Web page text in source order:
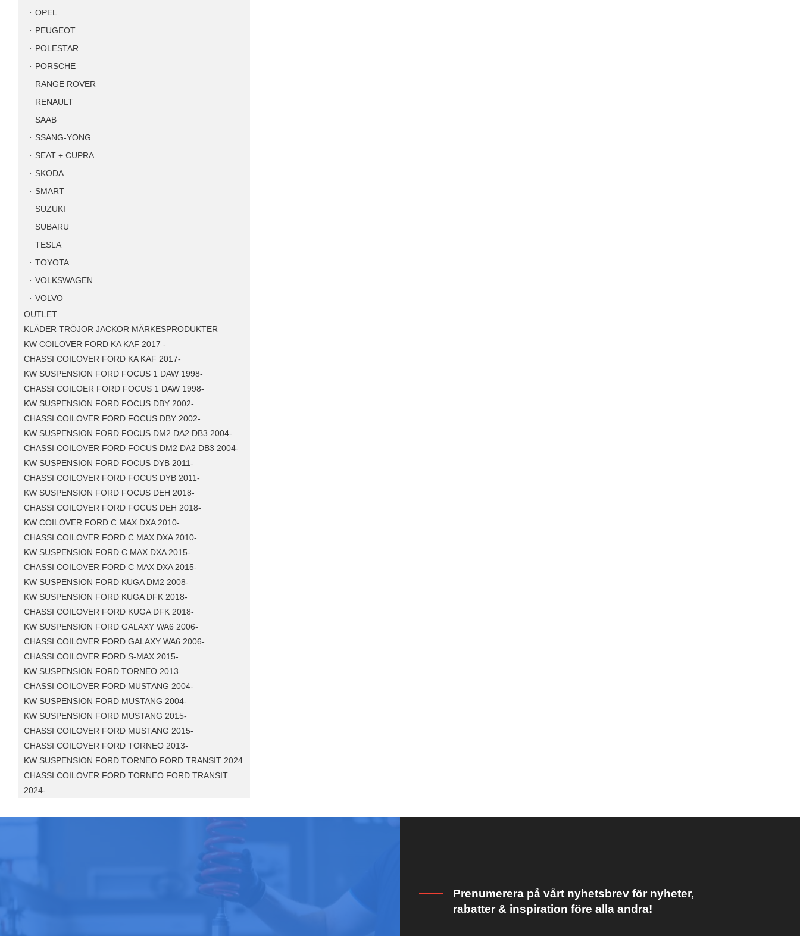
OPEL
PEUGEOT
POLESTAR
PORSCHE
RANGE ROVER
RENAULT
SAAB
SSANG-YONG
SEAT + CUPRA
SKODA
SMART
SUZUKI
SUBARU
TESLA
TOYOTA
VOLKSWAGEN
VOLVO
OUTLET
KLÄDER TRÖJOR JACKOR MÄRKESPRODUKTER
KW COILOVER FORD KA KAF 2017 -
CHASSI COILOVER FORD KA KAF 2017-
KW SUSPENSION FORD FOCUS 1 DAW 1998-
CHASSI COILOER FORD FOCUS 1 DAW 1998-
KW SUSPENSION FORD FOCUS DBY 2002-
CHASSI COILOVER FORD FOCUS DBY 2002-
KW SUSPENSION FORD FOCUS DM2 DA2 DB3 2004-
CHASSI COILOVER FORD FOCUS DM2 DA2 DB3 2004-
KW SUSPENSION FORD FOCUS DYB 2011-
CHASSI COILOVER FORD FOCUS DYB 2011-
KW SUSPENSION FORD FOCUS DEH 2018-
CHASSI COILOVER FORD FOCUS DEH 2018-
KW COILOVER FORD C MAX DXA 2010-
CHASSI COILOVER FORD C MAX DXA 2010-
KW SUSPENSION FORD C MAX DXA 2015-
CHASSI COILOVER FORD C MAX DXA 2015-
KW SUSPENSION FORD KUGA DM2 2008-
KW SUSPENSION FORD KUGA DFK 2018-
CHASSI COILOVER FORD KUGA DFK 2018-
KW SUSPENSION FORD GALAXY WA6 2006-
CHASSI COILOVER FORD GALAXY WA6 2006-
CHASSI COILOVER FORD S-MAX 2015-
KW SUSPENSION FORD TORNEO 2013
CHASSI COILOVER FORD MUSTANG 2004-
KW SUSPENSION FORD MUSTANG 2004-
KW SUSPENSION FORD MUSTANG 2015-
CHASSI COILOVER FORD MUSTANG 2015-
CHASSI COILOVER FORD TORNEO 2013-
KW SUSPENSION FORD TORNEO FORD TRANSIT 2024
CHASSI COILOVER FORD TORNEO FORD TRANSIT
2024-
Prenumerera på vårt nyhetsbrev för nyheter,
rabatter & inspiration före alla andra!